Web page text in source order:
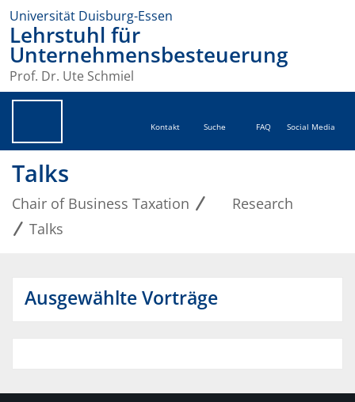
Universität Duisburg-Essen
Lehrstuhl für
Unternehmensbesteuerung
Prof. Dr. Ute Schmiel
Kontakt Suche FAQ Social Media
Talks
Chair of Business Taxation
Research
Talks
Ausgewählte Vorträge